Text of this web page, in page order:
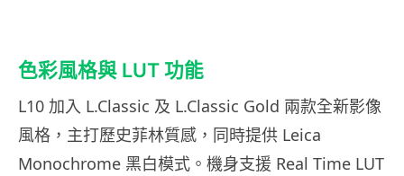
色彩風格與 LUT 功能
L10 加入 L.Classic 及 L.Classic Gold 兩款全新影像
風格，主打歷史菲林質感，同時提供 Leica
Monochrome 黑白模式。機身支援 Real Time LUT